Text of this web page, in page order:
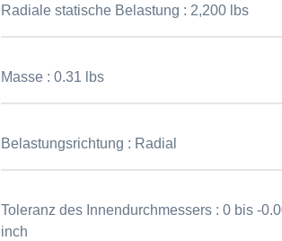
Radiale statische Belastung : 2,200 lbs
Masse :0.31 lbs
Belastungsrichtung : Radial
Toleranz des Innendurchmessers :0 bis -
inch